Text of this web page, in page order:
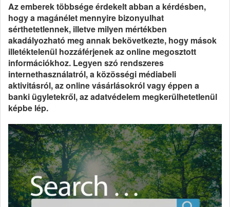
Az emberek többsége érdekelt abban a kérdésben,
hogy a magánélet mennyire bizonyulhat
sérthetetlennek, illetve milyen mértékben
akadályozható meg annak bekövetkezte, hogy mások
illetéktelenül hozzáférjenek az online megosztott
információkhoz. Legyen szó rendszeres
internethasználatról, a közösségi médiabeli
aktivitásról, az online vásárlásokról vagy éppen a
banki ügyletekről, az adatvédelem megkerülhetetlenül
képbe lép.